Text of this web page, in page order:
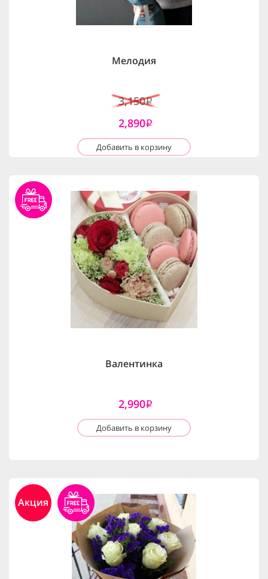
Мелодия
3,150i
2,890i
Добавить в корзину
Валентинка
2,990i
Добавить в корзину
Акция